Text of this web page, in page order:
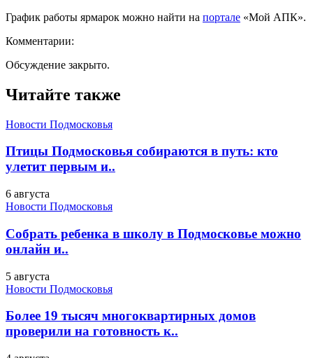
График работы ярмарок можно найти на портале «Мой АПК».
Комментарии:
Обсуждение закрыто.
Читайте также
Новости Подмосковья
Птицы Подмосковья собираются в путь: кто
улетит первым и..
6 августа
Новости Подмосковья
Собрать ребенка в школу в Подмосковье можно
онлайн и..
5 августа
Новости Подмосковья
Более 19 тысяч многоквартирных домов
проверили на готовность к..